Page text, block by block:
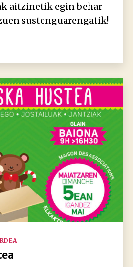
aitzinetik egin behar
sustenguarengatik!